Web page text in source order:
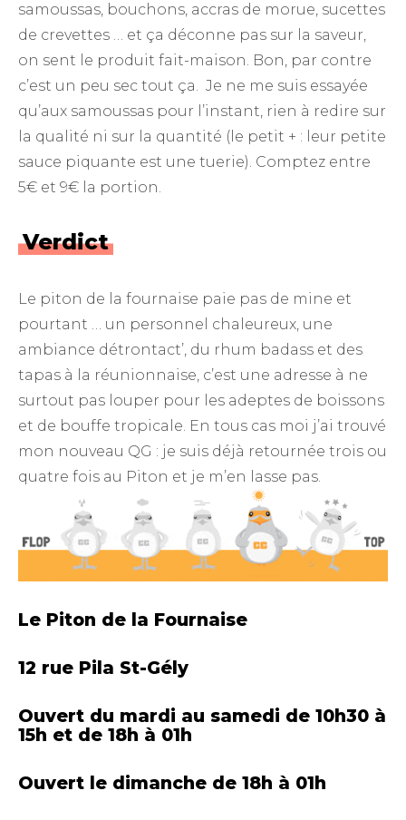
samoussas, bouchons, accras de morue, sucettes
de crevettes … et ça déconne pas sur la saveur,
on sent le produit fait-maison. Bon, par contre
c’est un peu sec tout ça. Je ne me suis essayée
qu’aux samoussas pour l’instant, rien à redire sur
la qualité ni sur la quantité (le petit + : leur petite
sauce piquante est une tuerie). Comptez entre
5€ et 9€ la portion.
Verdict
Le piton de la fournaise paie pas de mine et
pourtant … un personnel chaleureux, une
ambiance détrontact’, du rhum badass et des
tapas à la réunionnaise, c’est une adresse à ne
surtout pas louper pour les adeptes de boissons
et de bouffe tropicale. En tous cas moi j’ai trouvé
mon nouveau QG : je suis déjà retournée trois ou
quatre fois au Piton et je m’en lasse pas.
Le Piton de la Fournaise
12 rue Pila St-Gély
Ouvert du mardi au samedi de 10h30 à
15h et de 18h à 01h
Ouvert le dimanche de 18h à 01h